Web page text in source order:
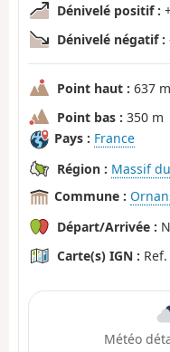
Dénivelé positif :
Dénivelé négatif :
Point haut : 637 m
Point bas : 350 m
Pays : France
Région : Massif
Commune :
Départ/Arrivée :
Carte(s) IGN :
Météo